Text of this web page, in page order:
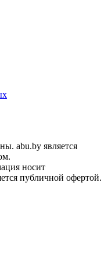
abu.by является
носит
публичной офертой.